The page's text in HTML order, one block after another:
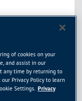
of cookies on your
and assist in our
any time by returning to
Privacy Policy to learn
Settings. Privacy